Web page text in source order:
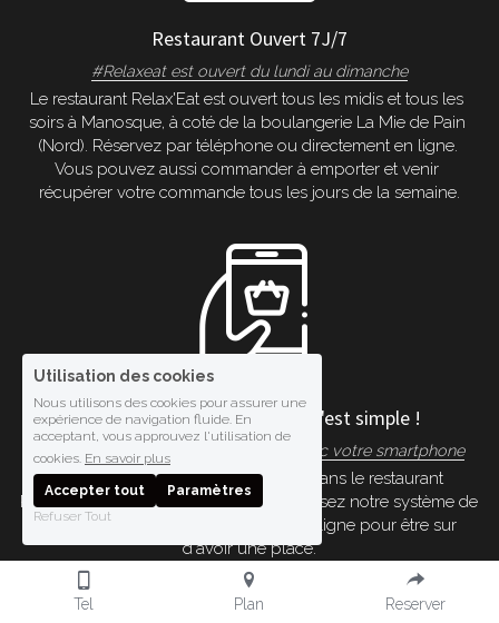
Restaurant Ouvert 7J/7
#Relaxeat est ouvert du lundi au dimanche
Le restaurant Relax'Eat est ouvert tous les midis et tous les
soirs à Manosque, à coté de la boulangerie La Mie de Pain
(Nord). Réservez par téléphone ou directement en ligne.
Vous pouvez aussi commander à emporter et venir
récupérer votre commande tous les jours de la semaine.
Réservez une table en ligne, c'est simple !
Chez Relax'Eat, réservez une table avec votre smartphone
Vous souhaitez réserver une table dans le restaurant
Relax'Eat Manosque ? C'est simple ! Utilisez notre système de
réservation et bloquez votre table en ligne pour être sur
d'avoir une place.
Tel Plan Reserver
Utilisation des cookies
Nous utilisons des cookies pour assurer une
expérience de navigation fluide. En
acceptant, vous approuvez l'utilisation de
cookies. En savoir plus
Accepter tout
Paramètres
Refuser Tout